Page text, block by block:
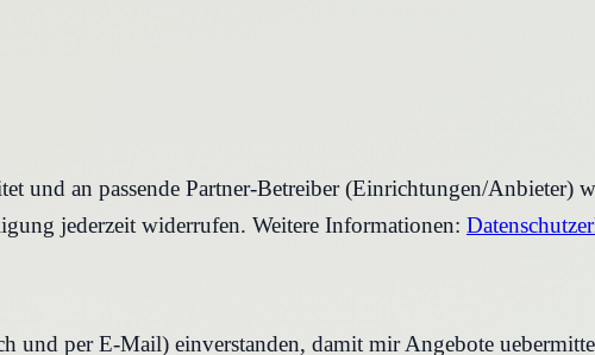
und an passende Partner-Betreiber (Einrichtungen/Anbieter)
jederzeit widerrufen. Weitere Informationen:
und per E-Mail) einverstanden, damit mir Angebote